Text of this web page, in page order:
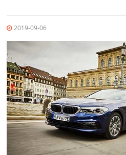
2019-09-06